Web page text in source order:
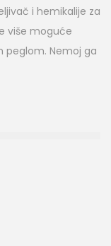
i hemikalije za
više moguće
peglom. Nemoj ga